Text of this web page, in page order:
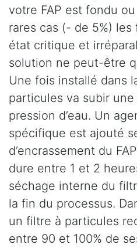
votre FAP est fondu
rares cas (- de 5%)
état critique et
solution ne peut-être
Une fois installé dans
particules va subir
pression d’eau. Un
spécifique est ajouté
d’encrassement du
dure entre 1 et 2
séchage interne du
la fin du processus.
un filtre à particules
entre 90 et 100% de